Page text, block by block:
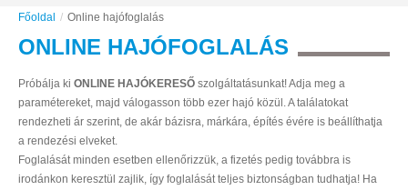
Főoldal / Online hajófoglalás
ONLINE HAJÓFOGLALÁS
Próbálja ki ONLINE HAJÓKERESŐ szolgáltatásunkat! Adja meg a
paramétereket, majd válogasson több ezer hajó közül. A találatokat
rendezheti ár szerint, de akár bázisra, márkára, építés évére is beállíthatja
a rendezési elveket.
Foglalását minden esetben ellenőrizzük, a fizetés pedig továbbra is
irodánkon keresztül zajlik, így foglalását teljes biztonságban tudhatja! Ha